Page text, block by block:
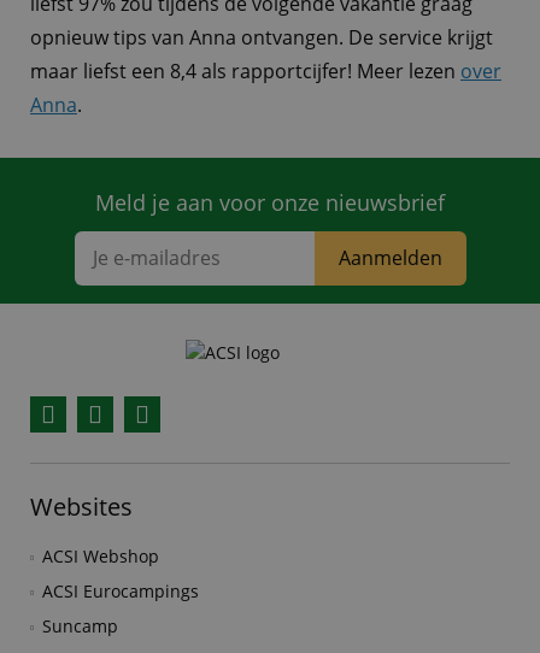
opnieuw tips van Anna ontvangen. De service krijgt
maar liefst een 8,4 als rapportcijfer! Meer lezen over
Anna.
Meld je aan voor onze nieuwsbrief
Aanmelden
Websites
ACSI Webshop
ACSI Eurocampings
Suncamp